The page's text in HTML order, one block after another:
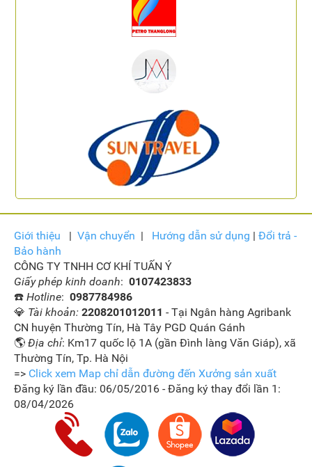
Giới thiệu | Vận chuyển | Hướng dẫn sử dụng | Đổi trả -
Bảo hành
CÔNG TY TNHH CƠ KHÍ TUẤN Ý
Giấy phép kinh doanh: 0107423833
☎️ Hotline: 0987784986
💎 Tài khoản: 2208201012011 - Tại Ngân hàng Agribank
CN huyện Thường Tín, Hà Tây PGD Quán Gánh
🌎 Địa chỉ: Km17 quốc lộ 1A (gần Đình làng Văn Giáp), xã
Thường Tín, Tp. Hà Nội
=> Click xem Map chỉ dẫn đường đến Xưởng sản xuất
Đăng ký lần đầu: 06/05/2016 - Đăng ký thay đổi lần 1:
08/04/2026